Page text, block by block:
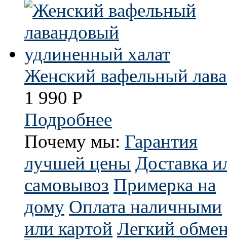
Женский вафельный
1 990 Р
Подробнее
Почему мы: Гарантия
лучшей цены Доставка
самовывоз Примерка на
дому Оплата наличными
или картой Легкий